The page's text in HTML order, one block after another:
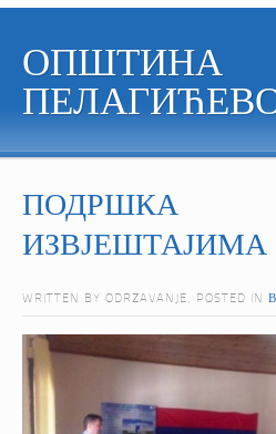
ОПШТИНА
ПОДРШКА
ИЗВЈЕШТАЈИМА
WRITTEN BY ODRZAVANJE. POSTED IN